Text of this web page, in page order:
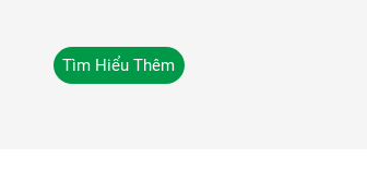
Tìm Hiểu Thêm